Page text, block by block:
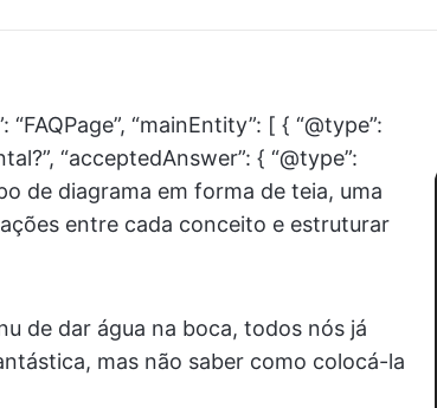
“mainEntity”: [ { “@type”:
“acceptedAnswer”: { “@type”:
de diagrama em forma de teia, uma
entre cada conceito e estruturar
de dar água na boca, todos nós já
mas não saber como colocá-la